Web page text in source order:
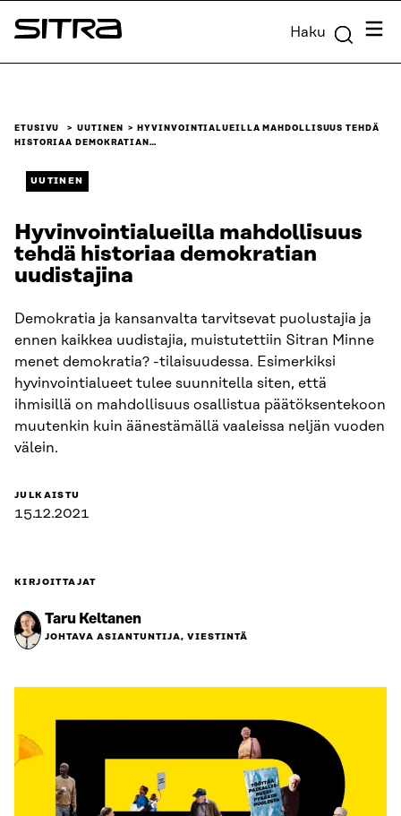
Siirry
suoraan
Sitra Haku
ETUSIVU UUTINEN
HYVINVOINTIALUEILLA MAHDOLLISUUS TEHDÄ
HISTORIAA DEMOKRATIAN…
UUTINEN
Hyvinvointialueilla mahdollisuus
tehdä historiaa demokratian
uudistajina
Demokratia ja kansanvalta tarvitsevat puolustajia ja
ennen kaikkea uudistajia, muistutettiin Sitran Minne
menet demokratia? -tilaisuudessa. Esimerkiksi
hyvinvointialueet tulee suunnitella siten, että
ihmisillä on mahdollisuus osallistua päätöksentekoon
muutenkin kuin äänestämällä vaaleissa neljän vuoden
välein.
JULKAISTU
15.12.2021
KIRJOITTAJAT
Taru Keltanen
JOHTAVA ASIANTUNTIJA, VIESTINTÄ